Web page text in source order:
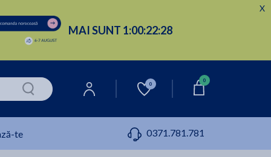
MAI SUNT 1:00:22:27
X
0
0
te 0371.781.781